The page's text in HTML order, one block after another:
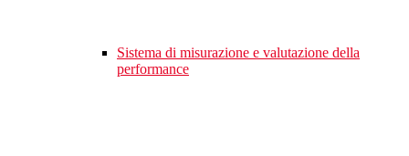
Sistema di misurazione e valutazione della
performance